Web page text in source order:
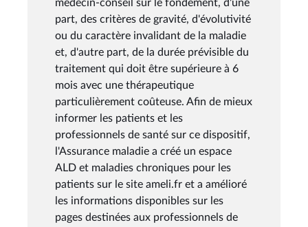
médecin-conseil sur le fondement, d'une
part, des critères de gravité, d'évolutivité
ou du caractère invalidant de la maladie
et, d'autre part, de la durée prévisible du
traitement qui doit être supérieure à 6
mois avec une thérapeutique
particulièrement coûteuse. Afin de mieux
informer les patients et les
professionnels de santé sur ce dispositif,
l'Assurance maladie a créé un espace
ALD et maladies chroniques pour les
patients sur le site ameli.fr et a amélioré
les informations disponibles sur les
pages destinées aux professionnels de